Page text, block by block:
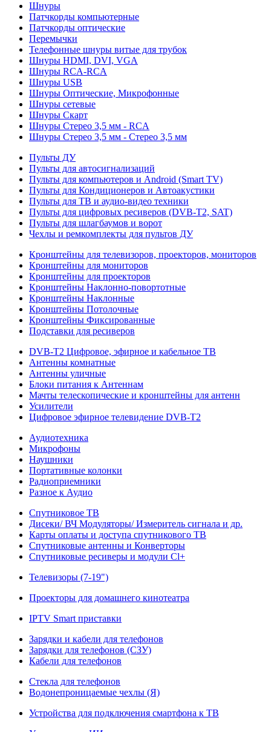
Шнуры
Патчкорды компьютерные
Патчкорды оптические
Перемычки
Телефонные шнуры витые для трубок
Шнуры HDMI, DVI, VGA
Шнуры RCA-RCA
Шнуры USB
Шнуры Оптические, Микрофонные
Шнуры сетевые
Шнуры Скарт
Шнуры Стерео 3,5 мм - RCA
Шнуры Стерео 3,5 мм - Стерео 3,5 мм
Пульты ДУ
Пульты для автосигнализаций
Пульты для компьютеров и Android (Smart TV)
Пульты для Кондиционеров и Автоакустики
Пульты для ТВ и аудио-видео техники
Пульты для цифровых ресиверов (DVB-T2, SAT)
Пульты для шлагбаумов и ворот
Чехлы и ремкомплекты для пультов ДУ
Кронштейны для телевизоров, проекторов, мониторов
Кронштейны для мониторов
Кронштейны для проекторов
Кронштейны Наклонно-повортотные
Кронштейны Наклонные
Кронштейны Потолочные
Кронштейны Фиксированные
Подставки для ресиверов
DVB-T2 Цифровое, эфирное и кабельное ТВ
Антенны комнатные
Антенны уличные
Блоки питания к Антеннам
Мачты телескопические и кронштейны для антенн
Усилители
Цифровое эфирное телевидение DVB-Т2
Аудиотехника
Микрофоны
Наушники
Портативные колонки
Радиоприемники
Разное к Аудио
Спутниковое ТВ
Дисеки/ ВЧ Модуляторы/ Измеритель сигнала и др.
Карты оплаты и доступа спутникового ТВ
Спутниковые антенны и Конверторы
Спутниковые ресиверы и модули Cl+
Телевизоры (7-19")
Проекторы для домашнего кинотеатра
IPTV Smart приставки
Зарядки и кабели для телефонов
Зарядки для телефонов (СЗУ)
Кабели для телефонов
Стекла для телефонов
Водонепроницаемые чехлы (Я)
Устройства для подключения смартфона к ТВ